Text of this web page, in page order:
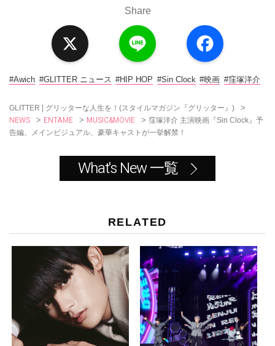
Share
a
c
o
#Awich #GLITTER ニュース #HIP HOP #Sin Clock #映画 #窪塚洋介
GLITTER | グリッターな人生を！(スタイルマガジン『グリッター』) >
NEWS > ENTAME > MUSIC&MOVIE > 窪塚洋介 主演映画『Sin Clock』予
告編、メインビジュアル、豪華キャストが一挙解禁！
What's New 一覧
RELATED